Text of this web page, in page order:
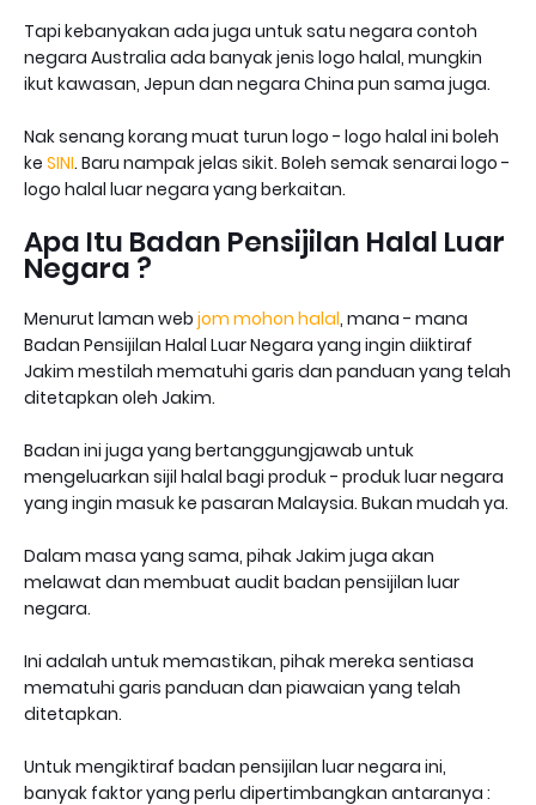
Tapi kebanyakan ada juga untuk satu negara contoh
negara Australia ada banyak jenis logo halal, mungkin
ikut kawasan, Jepun dan negara China pun sama juga.
Nak senang korang muat turun logo - logo halal ini boleh
ke SINI. Baru nampak jelas sikit. Boleh semak senarai logo -
logo halal luar negara yang berkaitan.
Apa Itu Badan Pensijilan Halal Luar
Negara ?
Menurut laman web jom mohon halal, mana - mana
Badan Pensijilan Halal Luar Negara yang ingin diiktiraf
Jakim mestilah mematuhi garis dan panduan yang telah
ditetapkan oleh Jakim.
Badan ini juga yang bertanggungjawab untuk
mengeluarkan sijil halal bagi produk - produk luar negara
yang ingin masuk ke pasaran Malaysia. Bukan mudah ya.
Dalam masa yang sama, pihak Jakim juga akan
melawat dan membuat audit badan pensijilan luar
negara.
Ini adalah untuk memastikan, pihak mereka sentiasa
mematuhi garis panduan dan piawaian yang telah
ditetapkan.
Untuk mengiktiraf badan pensijilan luar negara ini,
banyak faktor yang perlu dipertimbangkan antaranya :